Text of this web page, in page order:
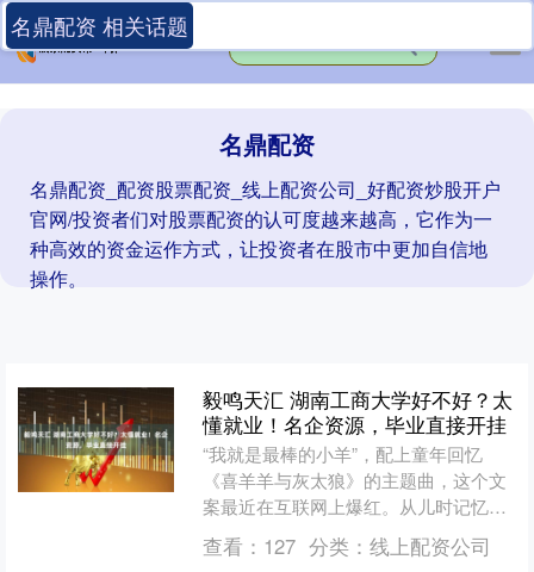
名鼎配资
名鼎配资_配资股票配资_线上配资公司_好配资炒股开户
官网/投资者们对股票配资的认可度越来越高，它作为一
种高效的资金运作方式，让投资者在股市中更加自信地
操作。
名鼎配资 相关话题
毅鸣天汇 湖南工商大学好不好？太
懂就业！名企资源，毕业直接开挂
“我就是最棒的小羊”，配上童年回忆
《喜羊羊与灰太狼》的主题曲，这个文
案最近在互联网上爆红。从儿时记忆到
如今，大家也是借由此来追忆来时路，
哪怕普普通通但是只要不断....
查看： 127 分类： 线上配资公司